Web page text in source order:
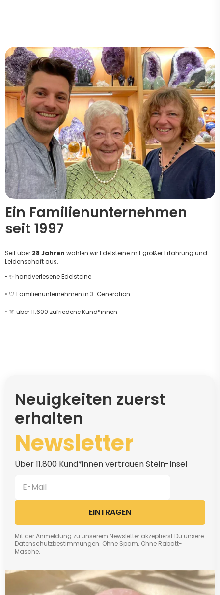
Ein Familienunternehmen
seit 1997
Seit über 28 Jahren wählen wir Edelsteine mit großer Erfahrung und
Leidenschaft aus.
• ✨ handverlesene Edelsteine
• 🤍 Familienunternehmen in 3. Generation
• 🫶 über 11.600 zufriedene Kund*innen
Neuigkeiten zuerst
erhalten
Newsletter
Über 11.800 Kund*innen vertrauen Stein-Insel
EINTRAGEN
Mit der Anmeldung zu unserem Newsletter akzeptierst Du unsere
Datenschutzbestimmungen. Ohne Spam. Ohne Rabatt-
Masche.